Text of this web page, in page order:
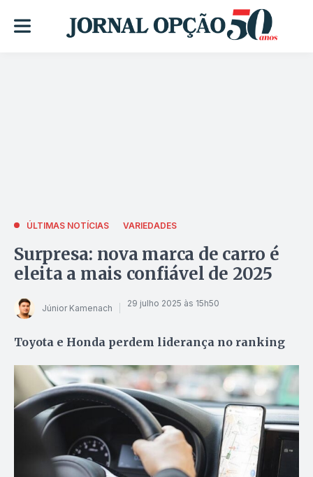
ÚLTIMAS NOTÍCIAS VARIEDADES
Surpresa: nova marca de carro é
eleita a mais confiável de 2025
Júnior Kamenach 29 julho 2025 às 15h50
Toyota e Honda perdem liderança no ranking